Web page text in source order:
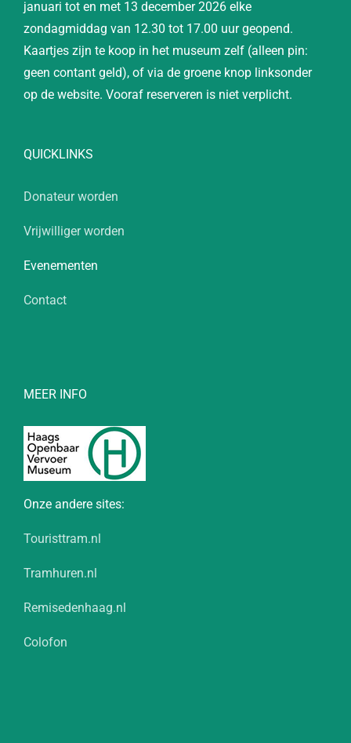
januari tot en met 13 december 2026 elke
zondagmiddag van 12.30 tot 17.00 uur geopend.
Kaartjes zijn te koop in het museum zelf (alleen pin:
geen contant geld), of via de groene knop linksonder
op de website. Vooraf reserveren is niet verplicht.
QUICKLINKS
Donateur worden
Vrijwilliger worden
Evenementen
Contact
MEER INFO
Onze andere sites:
Touristtram.nl
Tramhuren.nl
Remisedenhaag.nl
Colofon